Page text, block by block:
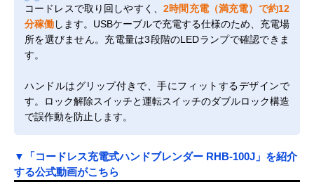
コードレスで取り回しやすく、2時間充電（満充電）で約12
分稼働します。USBケーブルで充電する仕様のため、充電場
所を選びません。充電量は3段階のLEDランプで確認できま
す。
ハンドルはグリップ付きで、手にフィットするデザインで
す。ロック解除スイッチと運転スイッチのダブルロック構造
で誤作動を防止します。
▼「コードレス充電式ハンドブレンダー RHB-100J」を紹介
する公式動画がこちら